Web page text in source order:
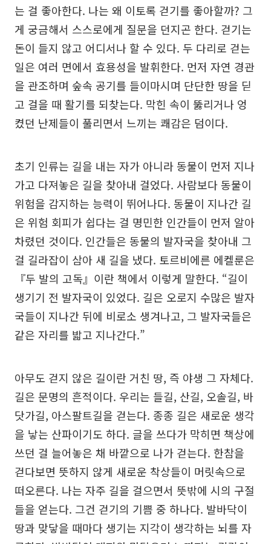
는 걸 좋아한다. 나는 왜 이토록 걷기를 좋아할까? 그
게 궁금해서 스스로에게 질문을 던지곤 한다. 걷기는
돈이 들지 않고 어디서나 할 수 있다. 두 다리로 걷는
일은 여러 면에서 효용성을 발휘한다. 먼저 자연 경관
을 관조하며 숲속 공기를 들이마시며 단단한 땅을 딛
고 걸을 때 활기를 되찾는다. 막힌 속이 뚫리거나 엉
켰던 난제들이 풀리면서 느끼는 쾌감은 덤이다.
초기 인류는 길을 내는 자가 아니라 동물이 먼저 지나
가고 다져놓은 길을 찾아내 걸었다. 사람보다 동물이
위험을 감지하는 능력이 뛰어나다. 동물이 지나간 길
은 위험 회피가 쉽다는 걸 명민한 인간들이 먼저 알아
차렸던 것이다. 인간들은 동물의 발자국을 찾아내 그
걸 길라잡이 삼아 새 길을 냈다. 토르비에른 에켈룬은
『두 발의 고독』이란 책에서 이렇게 말한다. “길이
생기기 전 발자국이 있었다. 길은 오로지 수많은 발자
국들이 지나간 뒤에 비로소 생겨나고, 그 발자국들은
같은 자리를 밟고 지나간다.”
아무도 걷지 않은 길이란 거친 땅, 즉 야생 그 자체다.
길은 문명의 흔적이다. 우리는 들길, 산길, 오솔길, 바
닷가길, 아스팔트길을 걷는다. 종종 길은 새로운 생각
을 낳는 산파이기도 하다. 글을 쓰다가 막히면 책상에
쓰던 걸 늘어놓은 채 바깥으로 나가 걷는다. 한참을
걷다보면 뜻하지 않게 새로운 착상들이 머릿속으로
떠오른다. 나는 자주 길을 걸으면서 뜻밖에 시의 구절
들을 얻는다. 그건 걷기의 기쁨 중 하나다. 발바닥이
땅과 맞닿을 때마다 생기는 지각이 생각하는 뇌를 자